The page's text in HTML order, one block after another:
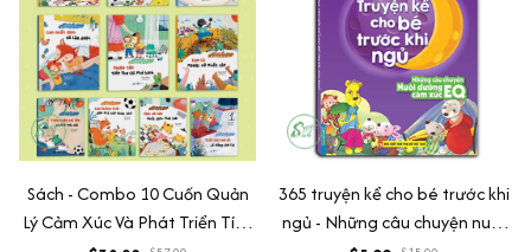
Sách - Combo 10 Cuốn Quản
Lý Cảm Xúc Và Phát Triển Tính
365 truyện kể cho bé trước khi
ngủ - Những câu chuyện nuôi